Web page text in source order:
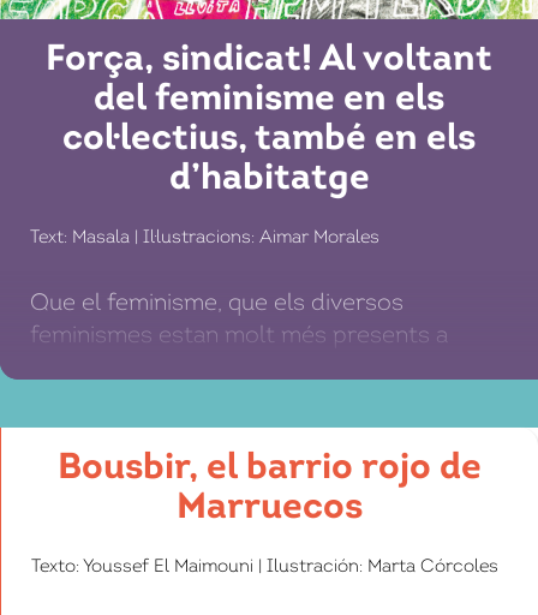
Força, sindicat! Al voltant
del feminisme en els
col·lectius, també en els
d’habitatge
Text: Masala | Il·lustracions: Aimar Morales
Que el feminisme, que els diversos
feminismes estan molt més presents a
que podria anomenar-se «una nova onada»
o, almenys, «un nou despertar» d’unes
pràctiques i uns discursos que
problematitzen la nostra realitat social i les
nostres relacions socials i […]
Bousbir, el barrio rojo de
Marruecos
Texto: Youssef El Maimouni | Ilustración: Marta Córcoles